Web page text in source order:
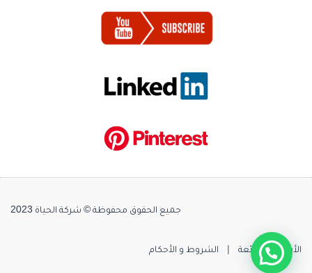
جميع الحقوق محفوظة © شركة الحياة 2023
الأسئلة الشائعة الشروط و الأحكام